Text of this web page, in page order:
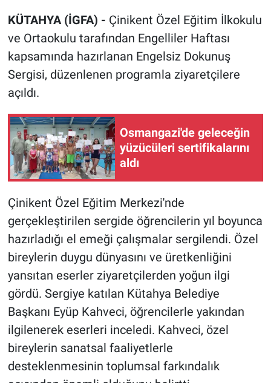
KÜTAHYA (İGFA) - Çinikent Özel Eğitim İlkokulu
ve Ortaokulu tarafından Engelliler Haftası
kapsamında hazırlanan Engelsiz Dokunuş
Sergisi, düzenlenen programla ziyaretçilere
açıldı.
Osmangazi'de geleceğin
yüzücüleri sertifikalarını
aldı
Çinikent Özel Eğitim Merkezi'nde
gerçekleştirilen sergide öğrencilerin yıl boyunca
hazırladığı el emeği çalışmalar sergilendi. Özel
bireylerin duygu dünyasını ve üretkenliğini
yansıtan eserler ziyaretçilerden yoğun ilgi
gördü. Sergiye katılan Kütahya Belediye
Başkanı Eyüp Kahveci, öğrencilerle yakından
ilgilenerek eserleri inceledi. Kahveci, özel
bireylerin sanatsal faaliyetlerle
desteklenmesinin toplumsal farkındalık